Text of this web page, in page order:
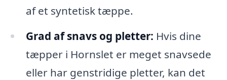
af et syntetisk tæppe.
Grad af snavs og pletter: Hvis dine
tæpper i Hornslet er meget snavsede
eller har genstridige pletter, kan det